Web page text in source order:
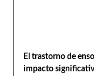
El trastorno de
impacto